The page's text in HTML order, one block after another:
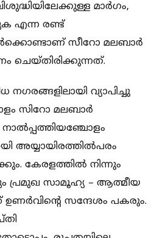
മാര്‍ഗം,
എന്ന രണ്ട്
സീറോ മലബാര്‍
ചെയ്തിരിക്കുന്നത്.
നഗരങ്ങളിലായി വ്യാപിച്ചു
സിറോ മലബാര്‍
അയ്യായിരത്തില്‍പരം
കേരളത്തില്‍ നിന്നും
പ്രമുഖ സാമൂഹ്യ – ആത്മീയ
ഉണര്‍വിന്റെ സന്ദേശം പകരും.